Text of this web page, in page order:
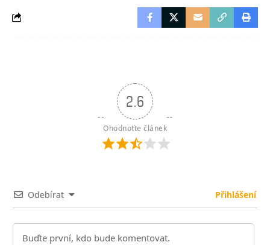
2.6
Ohodnoťte článek
Odebírat Přihlášení